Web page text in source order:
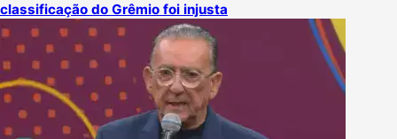
classificação do Grêmio foi injusta